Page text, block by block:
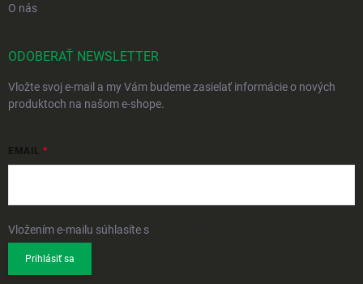
O nás
ODOBERAŤ NEWSLETTER
Vložte svoj e-mail a my Vám budeme zasielať informácie o nových
produktoch na našom e-shope.
EMAIL
Vložením e-mailu súhlasíte s
Prihlásiť sa